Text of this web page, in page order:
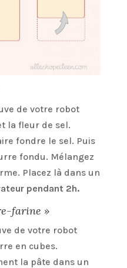
de votre robot
la fleur de sel.
fondre le sel. Puis
fondu. Mélangez
Placez là dans un
pendant 2h.
farine »
de votre robot
en cubes.
la pâte dans un